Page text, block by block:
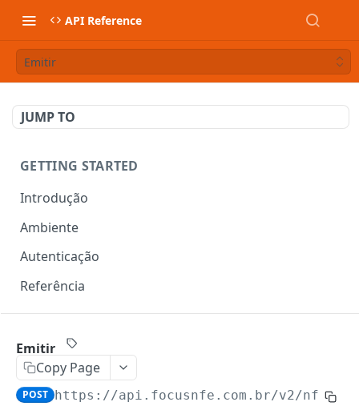
API Reference
Emitir
JUMP TO
GETTING STARTED
Introdução
Ambiente
Autenticação
Referência
CTe/CTeOs
Emitir CTe
DCe
Emitir
Copy Page
POST https://api.focusnfe.com.br/v2/nfce